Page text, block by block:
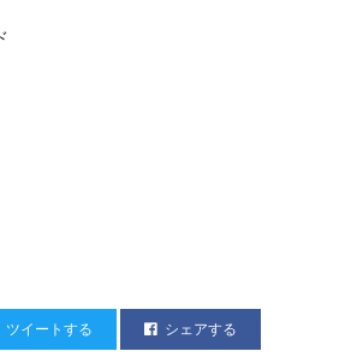
ツイートする シェアする